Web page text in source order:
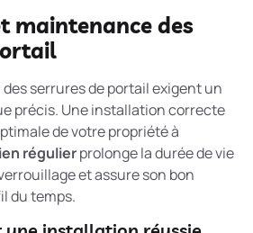
maintenance des
des serrures de portail exigent un
précis. Une installation correcte
de votre propriété à
régulierprolonge la durée de vie
et assure son bon
du temps.